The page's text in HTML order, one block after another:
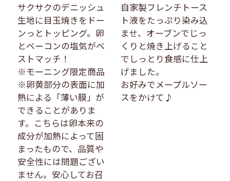
サクサクのデニッシュ
生地に目玉焼きをドー
ンっとトッピング。卵
とベーコンの塩気がベ
ストマッチ！
※モーニング限定商品
※卵黄部分の表面に加
熱による「薄い膜」が
できることがありま
す。こちらは卵本来の
成分が加熱によって固
まったもので、品質や
安全性には問題ござい
ません。安心してお召
自家製フレンチトース
ト液をたっぷり染み込
ませ、オーブンでじっ
くりと焼き上げること
でしっとり食感に仕上
げました。
お好みでメープルソー
スをかけて♪